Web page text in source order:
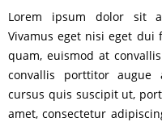
Lorem ipsum dolor sit
Vivamus eget nisi eget dui
quam, euismod at
convallis porttitor augue
cursus quis suscipit ut,
amet, consectetur